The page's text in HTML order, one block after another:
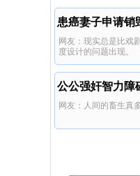
患癌妻子申请销
网友：现实总是比戏
度设计的问题出现。
公公强奸智力障
网友：人间的畜生真